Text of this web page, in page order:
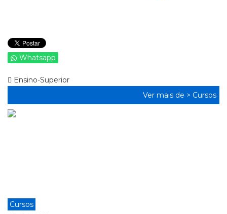
Whatsapp
Ensino-Superior
Ver mais de > Cursos
Cursos